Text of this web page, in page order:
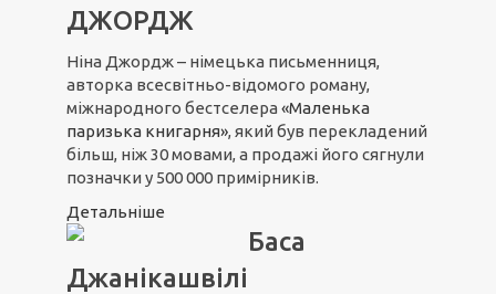
ДЖОРДЖ
Ніна Джордж – німецька письменниця,
авторка всесвітньо-відомого роману,
міжнародного бестселера «Маленька
паризька книгарня», який був перекладений
більш, ніж 30 мовами, а продажі його сягнули
позначки у 500 000 примірників.
Детальніше
Баса
Джанікашвілі